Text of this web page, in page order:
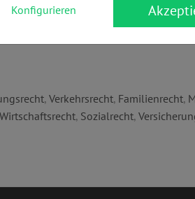
, Verkehrsrecht, Familienrecht,
Wirtschaftsrecht, Sozialrecht,
Konfigurieren